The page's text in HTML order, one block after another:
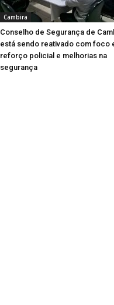
Cambira
Conselho de Segurança de
está sendo reativado com foco
reforço policial e melhorias na
segurança